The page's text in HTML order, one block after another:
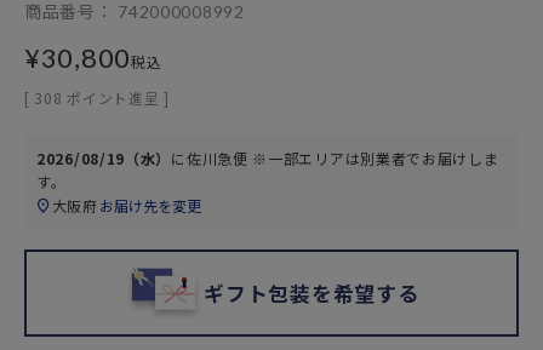
商品番号 742000008992
¥30,800税込
[ 308 ポイント進呈 ]
2026/08/19（水） に佐川急便 ※一部エリアは別業者でお届けしま
す。
大阪府お届け先を変更
ギフト包装を希望する